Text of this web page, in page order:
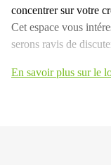
concentrer sur votre
Cet espace vous
serons ravis de
En savoir plus sur le